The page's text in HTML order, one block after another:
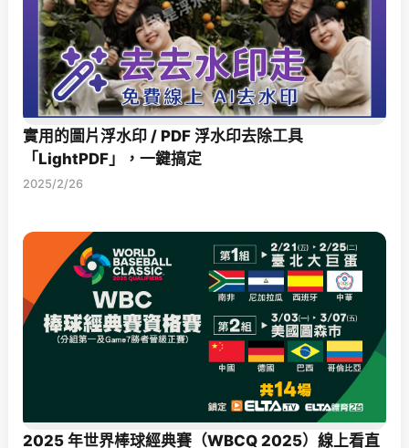
實用的圖片浮水印 / PDF 浮水印去除工具
「LightPDF」，一鍵搞定
2025/2/26
2025 年世界棒球經典賽（WBCQ 2025）線上看直